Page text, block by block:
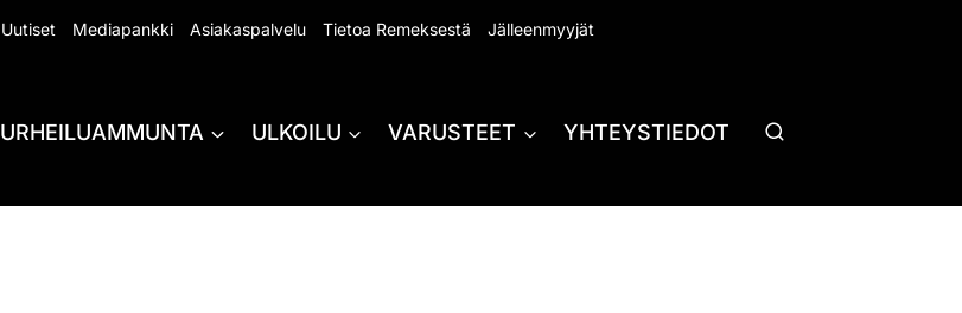
Uutiset Mediapankki Asiakaspalvelu Tietoa Remeksestä Jälleenmyyjät
URHEILUAMMUNTA ULKOILU VARUSTEET YHTEYSTIEDOT